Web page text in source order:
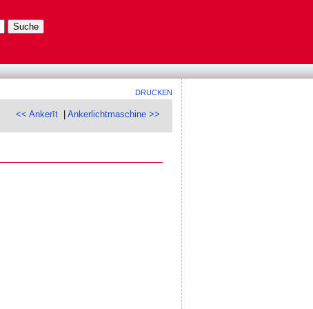
DRUCKEN
<< Ankerīt |Ankerlichtmaschine >>